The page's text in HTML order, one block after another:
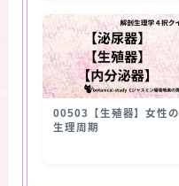
00503【生殖器】女性の
生理周期